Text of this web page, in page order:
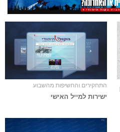
התחקירים והחשיפות מהשבוע
ישירות למייל האישי